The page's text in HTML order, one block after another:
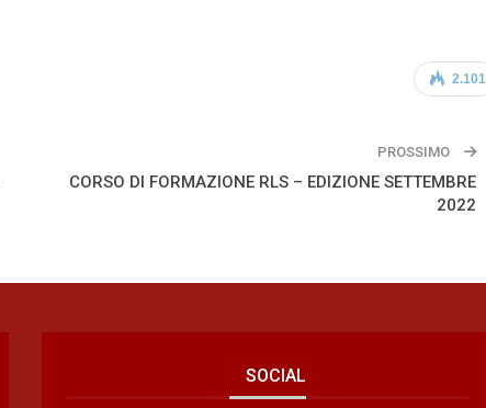
2.101
PROSSIMO
CORSO DI FORMAZIONE RLS – EDIZIONE SETTEMBRE
2022
SOCIAL